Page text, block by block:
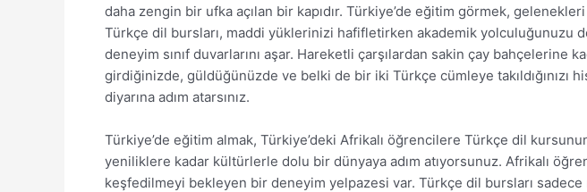
daha zengin bir ufka açılan bir kapıdır. Türkiye’de eğitim görmek,
Türkçe dil bursları, maddi yüklerinizi hafifletirken akademik yolculuğunuzu
deneyim sınıf duvarlarını aşar. Hareketli çarşılardan sakin çay
girdiğinizde, güldüğünüzde ve belki de bir iki Türkçe cümleye takıldığınızı
diyarına adım atarsınız.
Türkiye’de eğitim almak, Türkiye’deki Afrikalı öğrencilere Türkçe dil
yeniliklere kadar kültürlerle dolu bir dünyaya adım atıyorsunuz. Afrikalı
keşfedilmeyi bekleyen bir deneyim yelpazesi var. Türkçe dil bursları